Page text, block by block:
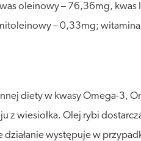
oleinowy – 76,36mg,
– 0,33mg;
diety w kwasy Omega-3,
wiesiołka. Olej rybi
występuje w